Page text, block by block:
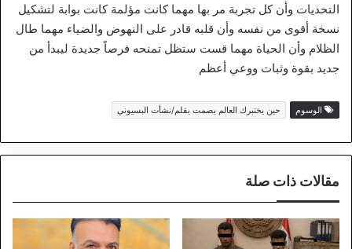
التحديات وأن كل تجربة مر بها مهما كانت مؤلمة كانت بوابة لتشكيل
نسخة أقوى من نفسه وأن قلبه قادر على النهوض والضياء مهما طال
الظلام وأن الحياة مهما قست ستظل تمنحه فرصاً جديدة ليبدأ من
جديد بقوة وثبات ووعي أعظم
الوسوم حين يختبرك العالم بصمت بقلم/نشأت البسيوني
مقالات ذات صلة